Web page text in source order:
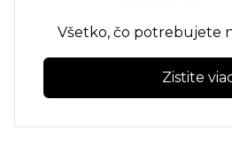
Všetko, čo potrebujete
Zistite